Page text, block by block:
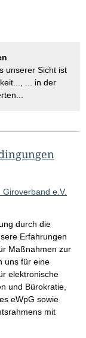
unserer Sicht ist
... in der
e.V.
durch die
Erfahrungen
Maßnahmen zur
uns für eine
elektronische
und Bürokratie,
eWpG sowie
mit